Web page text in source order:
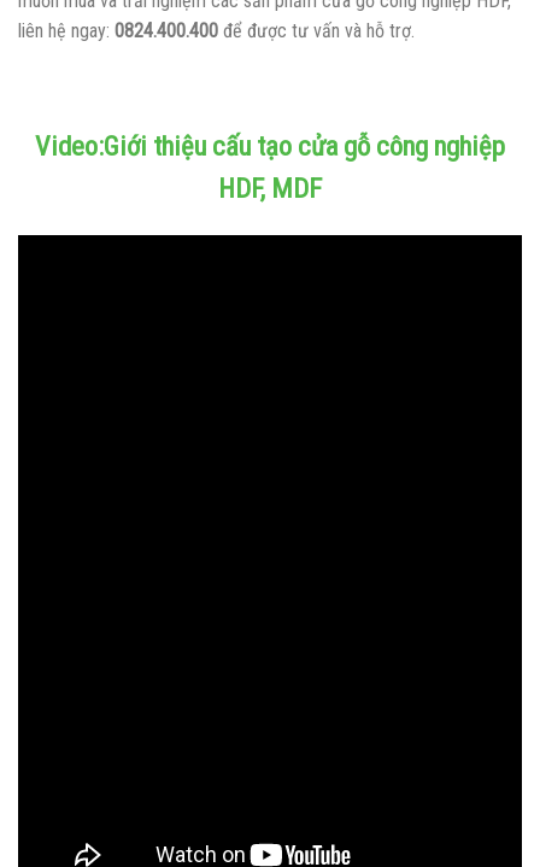
liên hệ ngay: 0824.400.400 để được tư vấn và hỗ trợ.
Video:Giới thiệu cấu tạo cửa gỗ công nghiệp
HDF, MDF